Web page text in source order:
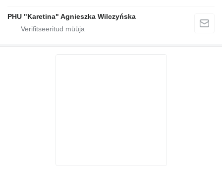
PHU "Karetina" Agnieszka Wilczyńska